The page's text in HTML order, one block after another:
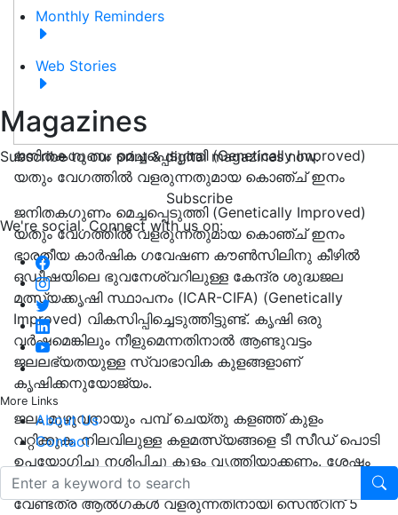
Monthly Reminders
Web Stories
Magazines
Subscribe to our print & digital magazines now.
Subscribe
We're social. Connect with us on:
More Links
About Us
Contact
ജനിതകഗുണം മെച്ചപ്പെടുത്തി (Genetically Improved)
യതും വേഗത്തിൽ വളരുന്നതുമായ കൊഞ്ച് ഇനം
ജനിതകഗുണം മെച്ചപ്പെടുത്തി (Genetically Improved)
യതും വേഗത്തിൽ വളരുന്നതുമായ കൊഞ്ച് ഇനം
ഭാരതീയ കാർഷിക ഗവേഷണ കൗൺസിലിനു കീഴിൽ
ഒഡീഷയിലെ ഭുവനേശ്വറിലുള്ള കേന്ദ്ര ശുദ്ധജല
മത്സ്യക്കൃഷി സ്ഥാപനം (ICAR-CIFA) (Genetically
Improved) വികസിപ്പിച്ചെടുത്തിട്ടുണ്ട്. കൃഷി ഒരു
വർഷമെങ്കിലും നീളുമെന്നതിനാൽ ആണ്ടുവട്ടം
ജലലഭ്യതയുള്ള സ്വാഭാവിക കുളങ്ങളാണ്
കൃഷിക്കനുയോജ്യം.
ജലം മുഴുവനായും പമ്പ് ചെയ്‌തു കളഞ്ഞ് കുളം
വറ്റിക്കുക. നിലവിലുള്ള കളമത്സ്യങ്ങളെ ടീ സീഡ് പൊടി
ഉപയോഗിച്ചു നശിപ്പിച്ചു കുളം വൃത്തിയാക്കണം. ശേഷം
സെൻ്റിന് 2 കിലോ തോതിൽ കുമ്മായം വിതറി
വേണ്ടത്ര ആൽഗകൾ വളരുന്നതിനായി സെൻ്റിന് 5